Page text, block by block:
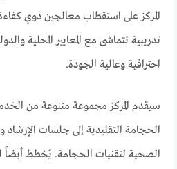
المركز على استقطاب معالجين ذوي
تدريبية تتماشى مع المعايير المحلية
احترافية وعالية الجودة.
سيقدم المركز مجموعة متنوعة من
الحجامة التقليدية إلى جلسات الإرشاد
الصحية لتقنيات الحجامة. يُخطط